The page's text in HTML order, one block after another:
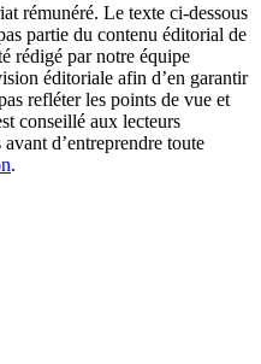
rémunéré. Le texte ci-dessous
partie du contenu éditorial de
rédigé par notre équipe
éditoriale afin d’en garantir
refléter les points de vue et
conseillé aux lecteurs
d’entreprendre toute
.